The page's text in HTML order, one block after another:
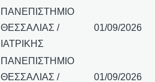
ΠΑΝΕΠΙΣΤΗΜΙΟ
ΘΕΣΣΑΛΙΑΣ /
ΙΑΤΡΙΚΗΣ
01/09/2026
ΠΑΝΕΠΙΣΤΗΜΙΟ
ΘΕΣΣΑΛΙΑΣ /
01/09/2026